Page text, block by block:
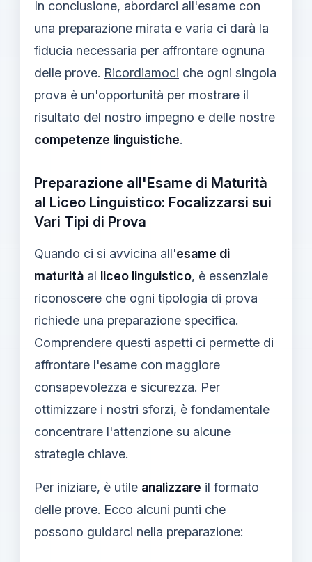
In conclusione, abordarci all'esame con
una preparazione mirata e varia ci darà la
fiducia necessaria per affrontare ognuna
delle prove. Ricordiamoci che ogni singola
prova è un'opportunità per mostrare il
risultato del nostro impegno e delle nostre
competenze linguistiche.
Preparazione all'Esame di Maturità
al Liceo Linguistico: Focalizzarsi sui
Vari Tipi di Prova
Quando ci si avvicina all'esame di
maturità al liceo linguistico, è essenziale
riconoscere che ogni tipologia di prova
richiede una preparazione specifica.
Comprendere questi aspetti ci permette di
affrontare l'esame con maggiore
consapevolezza e sicurezza. Per
ottimizzare i nostri sforzi, è fondamentale
concentrare l'attenzione su alcune
strategie chiave.
Per iniziare, è utile analizzare il formato
delle prove. Ecco alcuni punti che
possono guidarci nella preparazione: